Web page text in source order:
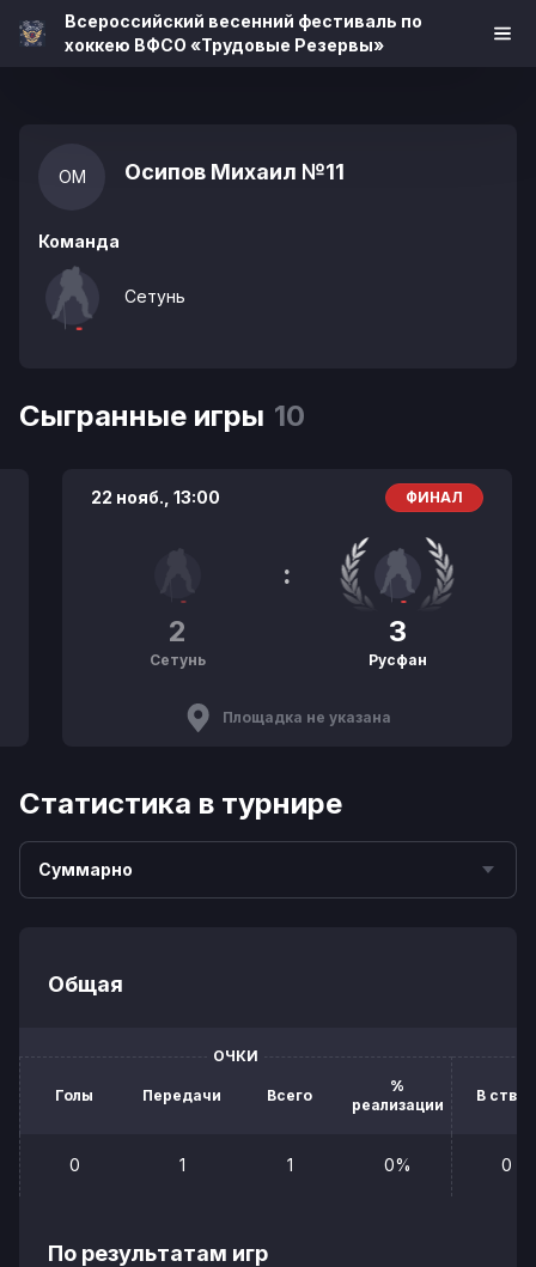
Всероссийский весенний фестиваль по
хоккею ВФСО «Трудовые Резервы»
ОМ Осипов Михаил №11
Команда
Сетунь
Сыгранные игры 10
22 нояб., 13:00 ФИНАЛ
2
Сетунь
:
3
Русфан
Площадка не указана
Статистика в турнире
Суммарно
Общая
ОЧКИ
Голы Передачи Всего
%
реализации
В створ
0 1 1 0% 0
По результатам игр